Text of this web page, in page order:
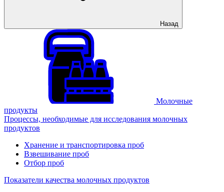
Назад
Молочные
продукты
Процессы, необходимые для исследования молочных
продуктов
Хранение и транспортировка проб
Взвешивание проб
Отбор проб
Показатели качества молочных продуктов